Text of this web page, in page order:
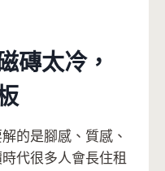
磚太冷，
的是腳感、質感、
代很多人會長住租